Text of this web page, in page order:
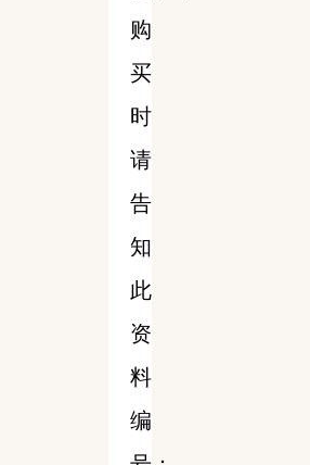
购
买
时
请
告
知
此
资
料
编